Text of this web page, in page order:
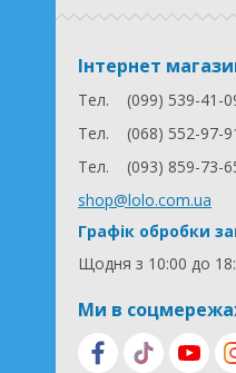
Інтернет
Тел.
(099) 539-41-
Тел.
(068) 552-97-
Тел.
(093) 859-73-
shop@lolo.com.ua
Графік обробки
Щодня з 10:00 до
Ми в